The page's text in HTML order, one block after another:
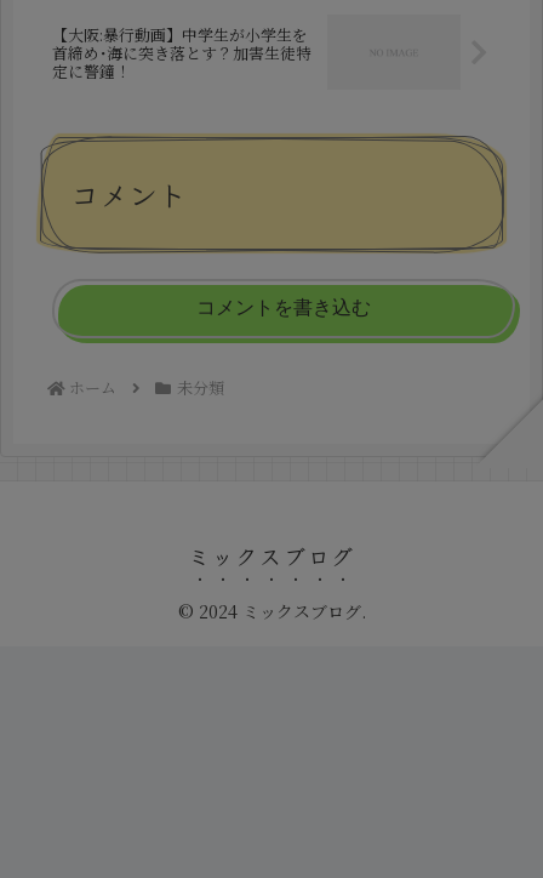
【大阪:暴行動画】中学生が小学生を
首締め･海に突き落とす？加害生徒特
定に警鐘！
コメント
コメントを書き込む
ホーム 未分類
ミックスブログ
© 2024 ミックスブログ.